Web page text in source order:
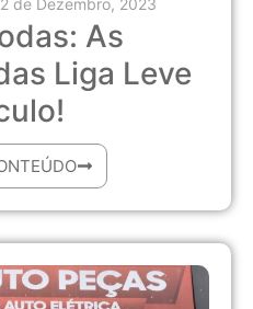
de Dezembro, 2023
As
Liga Leve